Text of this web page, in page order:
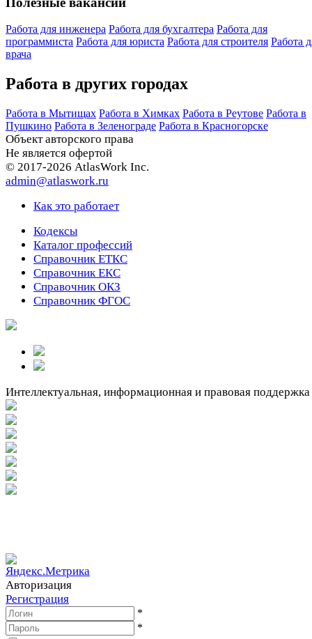
Работа для инженера Работа для бухгалтера Работа для
программиста Работа для юриста Работа для строителя Работа
врача
Работа в других городах
Работа в Мытищах Работа в Химках Работа в Реутове Работа в
Пушкино Работа в Зеленограде Работа в Красногорске
Объект авторского права
Не является офертой
© 2017-2026 AtlasWork Inc.
admin@atlaswork.ru
Как это работает
Кодексы
Каталог профессий
Справочник ЕТКС
Справочник ЕКС
Справочник ОКЗ
Справочник ФГОС
Интеллектуальная, информационная и правовая поддержка
Авторизация
Регистрация
*
*